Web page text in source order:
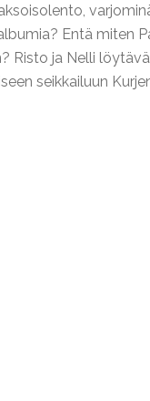
Entä miten
Risto ja Nelli
seikkailuun